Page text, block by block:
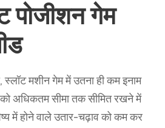
पोजीशन गेम
स्लॉट मशीन गेम में उतना ही कम इनाम
अधिकतम सीमा तक सीमित रखने में
में होने वाले उतार-चढ़ाव को कम कर